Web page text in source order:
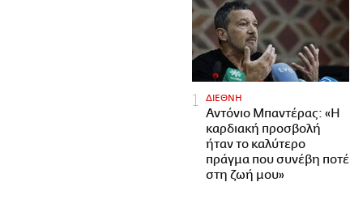
ΔΙΕΘΝΗ
Αντόνιο Μπαντέρας: «Η
καρδιακή προσβολή
ήταν το καλύτερο
πράγμα που συνέβη ποτέ
στη ζωή μου»